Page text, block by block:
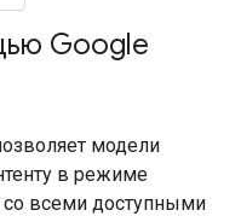
Google
модели
в режиме
со всеми доступными